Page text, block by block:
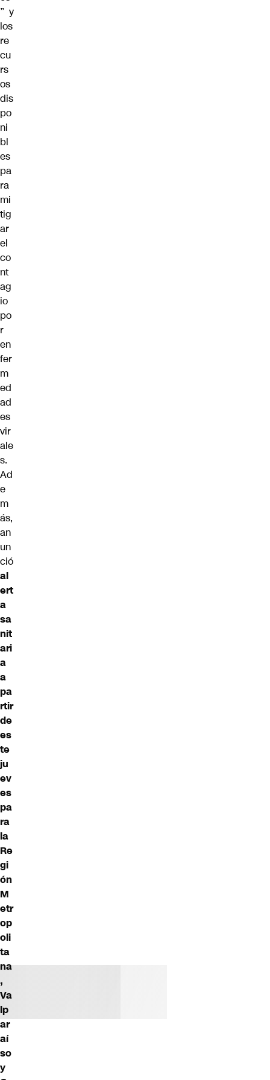
” y
los
re
cu
rs
os
dis
po
ni
bl
es
pa
ra
mi
tig
ar
el
co
nt
ag
io
po
r
en
fer
m
ed
ad
es
vir
ale
s.
Ad
e
m
ás,
an
un
ció
al
ert
a
sa
nit
ari
a
a
pa
rtir
de
es
te
ju
ev
es
pa
ra
la
Re
gi
ón
M
etr
op
oli
ta
na
,
Va
lp
ar
aí
so
y